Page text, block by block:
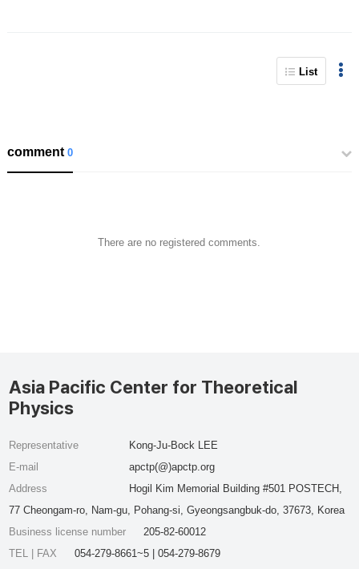
List
comment0
There are no registered comments.
Asia Pacific Center for Theoretical
Physics
Representative
Kong-Ju-Bock LEE
E-mail
apctp(@)apctp.org
Address
Hogil Kim Memorial Building #501 POSTECH,
77 Cheongam-ro, Nam-gu, Pohang-si, Gyeongsangbuk-do, 37673, Korea
Business license number
205-82-60012
TEL | FAX
054-279-8661~5 | 054-279-8679